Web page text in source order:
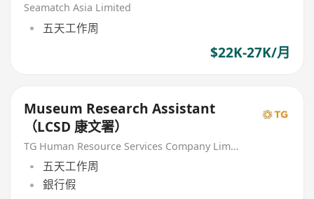
Seamatch Asia Limited
五天工作周
$22K-27K/月
Museum Research Assistant
（LCSD 康文署）
TG Human Resource Services Company Limited
五天工作周
銀行假